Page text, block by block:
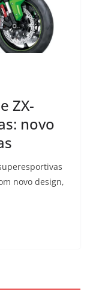
ZX-
novo
novo design,